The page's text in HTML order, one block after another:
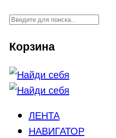
Корзина
ЛЕНТА
НАВИГАТОР